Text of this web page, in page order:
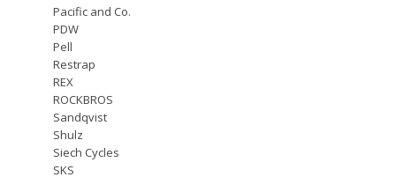
Pacific and Co.
PDW
Pell
Restrap
REX
ROCKBROS
Sandqvist
Shulz
Siech Cycles
SKS